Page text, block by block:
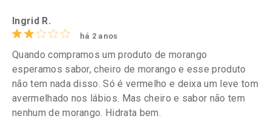
Ingrid R.
há 2 anos
Quando compramos um produto de morango
esperamos sabor, cheiro de morango e esse produto
não tem nada disso. Só é vermelho e deixa um leve tom
avermelhado nos lábios. Mas cheiro e sabor não tem
nenhum de morango. Hidrata bem.